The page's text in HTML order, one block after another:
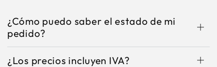
¿Cómo puedo saber el estado de mi
pedido?
¿Los precios incluyen IVA?